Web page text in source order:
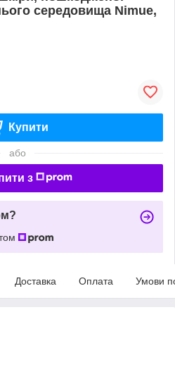
середовища Nimue,
Купити
або
з
Доставка Оплата Умови